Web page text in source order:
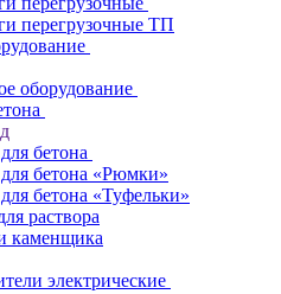
перегрузочные ТП
оборудование
бетона
бетона «Рюмки»
бетона «Туфельки»
раствора
каменщика
электрические